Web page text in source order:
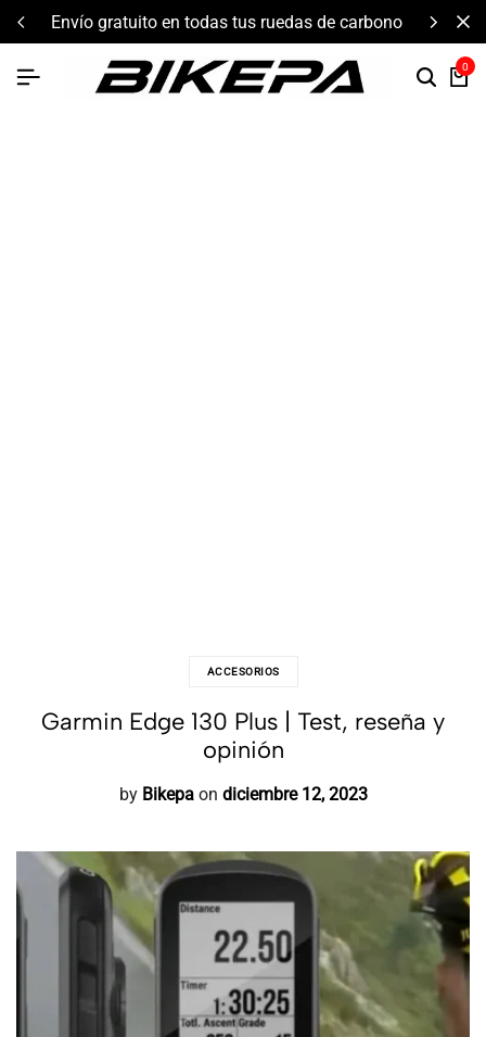
envío gratuito en todas tus ruedas de carbono
0
ACCESORIOS
Garmin Edge 130 Plus | Test, reseña y
opinión
by Bikepa on diciembre 12, 2023